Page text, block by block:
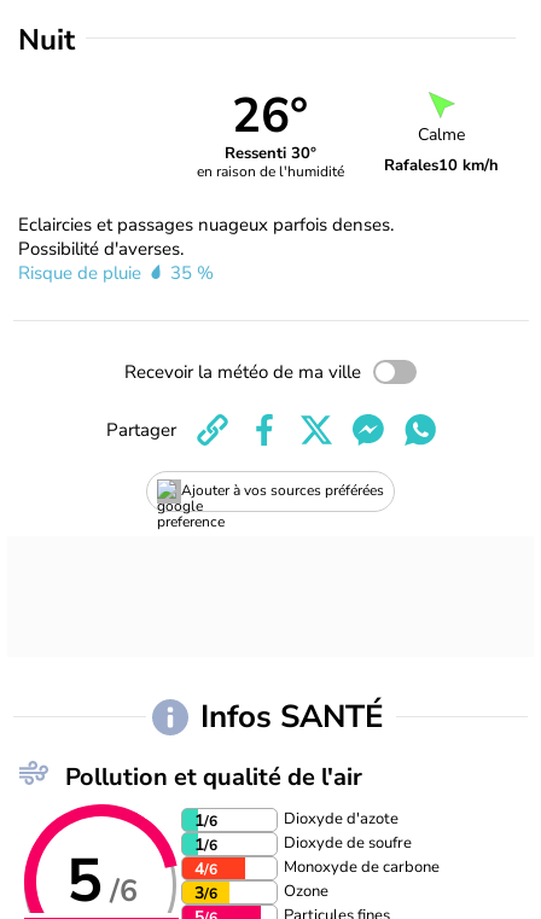
Nuit
26°
Ressenti 30°
en raison de l'humidité
Calme
Rafales10 km/h
Eclaircies et passages nuageux parfois denses.
Possibilité d'averses.
Risque de pluie
35 %
Recevoir la météo de ma ville
Ajouter à vos sources préférées
Partager
Infos SANTÉ
Pollution et qualité de l'air
5 /6
1/6 Dioxyde d'azote
1/6 Dioxyde de soufre
4/6 Monoxyde de carbone
3/6 Ozone